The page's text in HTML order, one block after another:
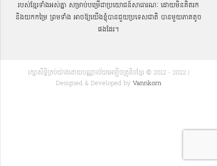
របស់ខ្មែរទាំងអស់គ្នា សម្រាប់បម្រើជាប្រយោជន៍សាធារណៈ ដោយមិនគិតរក
និងយកកម្រៃ ព្រមទាំង អាចឱ្យយើងខ្ញុំបានជួយប្រទេសជាតិ បានមួយភាគតូច
ផងដែរ។
រក្សាសិទ្ធិគ្រប់យ៉ាងដោយបណ្ណាល័យអេឡិចត្រូនិចខ្មែរ © 2012 - 2022 |
Designed & Developed by Vannkorn